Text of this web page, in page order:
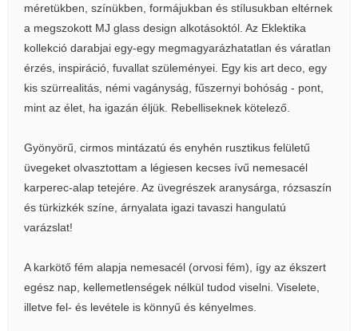
méretükben, színükben, formájukban és stílusukban eltérnek
a megszokott MJ glass design alkotásoktól. Az Eklektika
kollekció darabjai egy-egy megmagyarázhatatlan és váratlan
érzés, inspiráció, fuvallat szüleményei. Egy kis art deco, egy
kis szürrealitás, némi vagányság, fűszernyi bohóság - pont,
mint az élet, ha igazán éljük. Rebelliseknek kötelező.
Gyönyörű, cirmos mintázatú és enyhén rusztikus felületű
üvegeket olvasztottam a légiesen kecses ívű nemesacél
karperec-alap tetejére. Az üvegrészek aranysárga, rózsaszín
és türkizkék színe, árnyalata igazi tavaszi hangulatú
varázslat!
A karkötő fém alapja nemesacél (orvosi fém), így az ékszert
egész nap, kellemetlenségek nélkül tudod viselni. Viselete,
illetve fel- és levétele is könnyű és kényelmes.